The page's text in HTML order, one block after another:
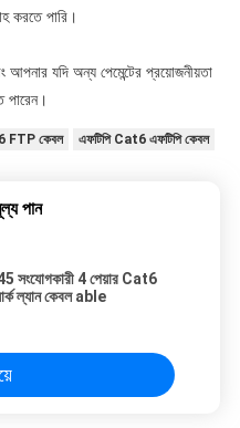
করতে পারি।
যদি অন্য পেমেন্টের প্রয়োজনীয়তা
পারেন।
FTP কেবল এফটিপি Cat6 এফটিপি কেবল
পান
সংযোগকারী 4 পেয়ার Cat6
ল্যান কেবল able